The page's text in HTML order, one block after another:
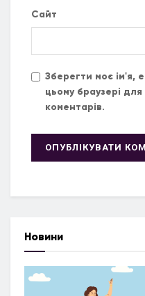
Сайт
Зберегти моє ім'я,
цьому браузері
коментарів.
Новини